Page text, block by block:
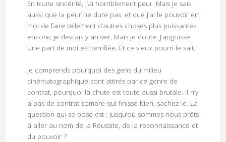
En toute sincérité, j’ai horriblement peur. Mais je sais
aussi que la peur ne dure pas, et que j’ai le pouvoir en
moi de faire tellement d’autres choses plus puissantes
encore, je devrais y arriver. Mais je doute. J’angoisse.
Une part de moi est terrifiée. Et ce vieux pourri le sait.
Je comprends pourquoi des gens du milieu
cinématographique sont attirés par ce genre de
contrat, pourquoi la chute est toute aussi brutale. Il n’y
a pas de contrat sombre qui finisse bien, sachez-le. La
question qui se pose est : jusqu’où sommes-nous prêts
à aller au nom de la Réussite, de la reconnaissance et
du pouvoir ?